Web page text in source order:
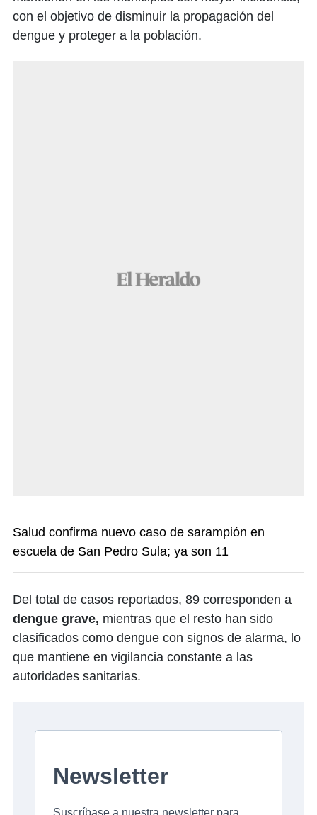
con el objetivo de disminuir la propagación del
dengue y proteger a la población.
Salud confirma nuevo caso de sarampión en
escuela de San Pedro Sula; ya son 11
Del total de casos reportados, 89 corresponden a
dengue grave, mientras que el resto han sido
clasificados como dengue con signos de alarma, lo
que mantiene en vigilancia constante a las
autoridades sanitarias.